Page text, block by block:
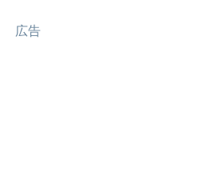
広告